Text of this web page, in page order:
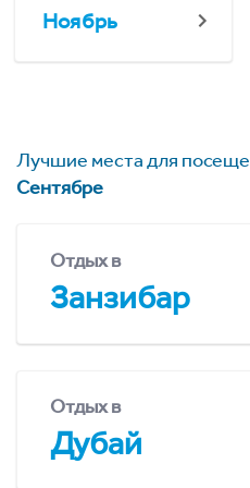
Ноябрь
Лучшие места для
Сентябре
Отдых в
Занзибар
Отдых в
Дубай